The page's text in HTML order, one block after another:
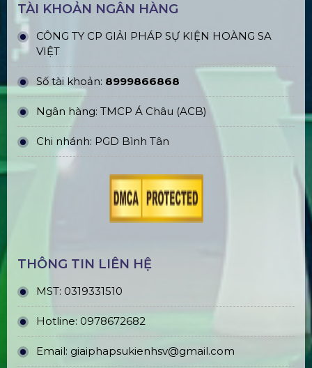
TÀI KHOẢN NGÂN HÀNG
CÔNG TY CP GIẢI PHÁP SỰ KIỆN HOÀNG SA
VIỆT
Số tài khoản: 8999866868
Ngân hàng: TMCP Á Châu (ACB)
Chi nhánh: PGD Bình Tân
THÔNG TIN LIÊN HỆ
MST: 0319331510
Hotline: 0978672682
Email: giaiphapsukienhsv@gmail.com